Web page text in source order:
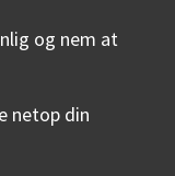
og nem at
netop din